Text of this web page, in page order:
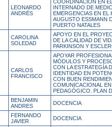
LEONARDO
ANDRÉS
COORDINACIÓN EN
INTERNADO DE
EMERGENCIAS EN EL
AUGUSTO ESSMANN
PUERTO NATALES
CAROLINA
SOLEDAD
APOYO EN EL
DE LA CALIDAD DE
PARKINSON Y
CARLOS
FRANCISCO
APOYAR
MÓDULOS Y
CON LA ESTRATEGÍA
IDENTIDAD EN
CON BUEN
COMUNICACIONAL
PEDAGÓGICO. PLAN
BENJAMIN
ANDRES
DOCENCIA
FERNANDO
JAVIER
DOCENCIA